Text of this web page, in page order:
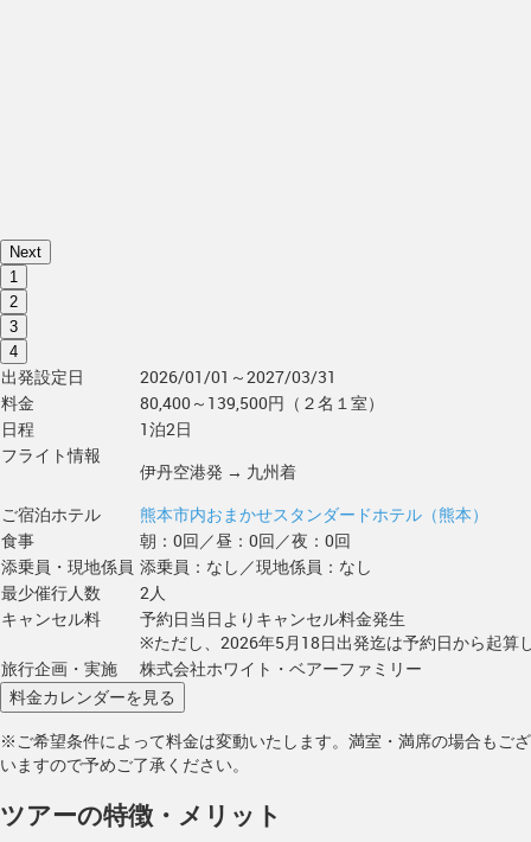
Next
1
2
3
4
出発設定日
2026/01/01～2027/03/31
料金
80,400～139,500円（２名１室）
日程
1泊2日
フライト情報
伊丹空港発 → 九州着
ご宿泊ホテル
熊本市内おまかせスタンダードホテル（熊本）
食事
朝：0回／昼：0回／夜：0回
添乗員・現地係員 添乗員：なし／現地係員：なし
最少催行人数
2人
キャンセル料
予約日当日よりキャンセル料金発生
※ただし、2026年5月18日出発迄は予約日から起算
旅行企画・実施
株式会社ホワイト・ベアーファミリー
※ご希望条件によって料金は変動いたします。満室・満席の場合もござ
いますので予めご了承ください。
ツアーの特徴・メリット